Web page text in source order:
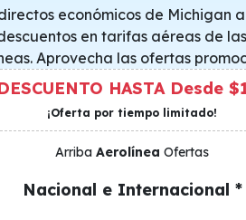
económicos de Michigan
en tarifas aéreas de
Aprovecha las ofertas
consigue precios especiales.
HASTA Desde
¡Oferta por tiempo limitado!
Arriba Aerolínea Ofertas
Nacional e Internacional *